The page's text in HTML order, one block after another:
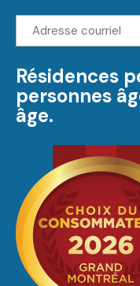
Adresse
courriel:
Résidences
personnes
âge.